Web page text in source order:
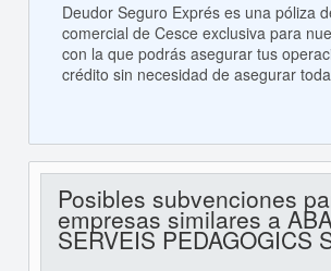
Deudor Seguro Exprés es una póliza
comercial de Cesce exclusiva para
con la que podrás asegurar tus
crédito sin necesidad de asegurar
Posibles subvenciones
empresas similares a
SERVEIS PEDAGOGICS